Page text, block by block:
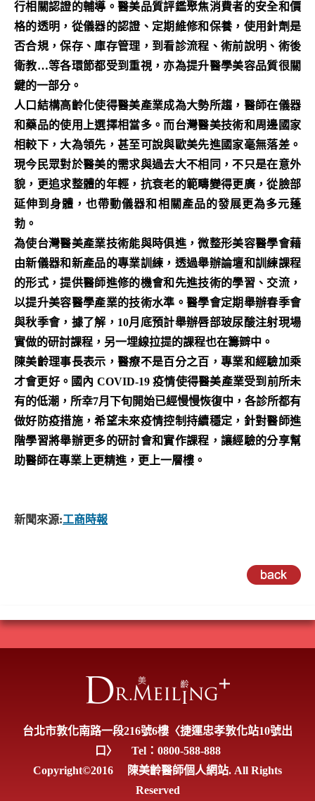
行相關認證的輔導。醫美品質評鑑聚焦消費者的安全和價
格的透明，從儀器的認證、定期維修和保養，使用針劑是
否合規，保存、庫存管理，到看診流程、術前說明、術後
衛教…等各環節都受到重視，亦為提升醫學美容品質很關
鍵的一部分。
人口結構高齡化使得醫美產業成為大勢所趨，醫師在儀器
和藥品的使用上選擇相當多。而台灣醫美技術和周邊國家
相較下，大為領先，甚至可說與歐美先進國家毫無落差。
現今民眾對於醫美的需求與過去大不相同，不只是在意外
貌，更追求整體的年輕，抗衰老的範疇變得更廣，從臉部
延伸到身體，也帶動儀器和相關產品的發展更為多元蓬
勃。
為使台灣醫美產業技術能與時俱進，微整形美容醫學會藉
由新儀器和新產品的專業訓練，透過舉辦論壇和訓練課程
的形式，提供醫師進修的機會和先進技術的學習、交流，
以提升美容醫學產業的技術水準。醫學會定期舉辦春季會
與秋季會，據了解，10月底預計舉辦唇部玻尿酸注射現場
實做的研討課程，另一埋線拉提的課程也在籌辧中。
陳美齡理事長表示，醫療不是百分之百，專業和經驗加乘
才會更好。國內 COVID-19 疫情使得醫美產業受到前所未
有的低潮，所幸7月下旬開始已經慢慢恢復中，各診所都有
做好防疫措施，希望未來疫情控制持續穩定，針對醫師進
階學習將舉辦更多的研討會和實作課程，讓經驗的分享幫
助醫師在專業上更精進，更上一層樓。
新聞來源:工商時報
台北市敦化南路一段216號6樓〈捷運忠孝敦化站10號出
口〉
Tel：0800-588-888
Copyright©2016
陳美齡醫師個人網站. All Rights
Reserved